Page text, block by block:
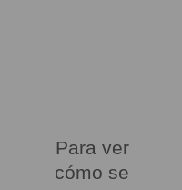
Para ver
cómo se